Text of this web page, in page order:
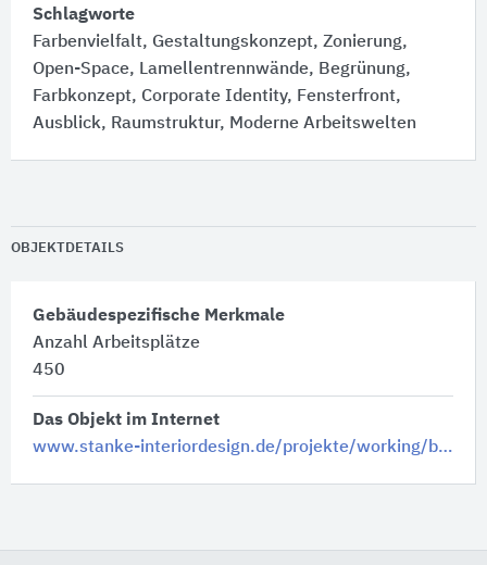
Schlagworte
Farbenvielfalt, Gestaltungskonzept, Zonierung,
Open-Space, Lamellentrennwände, Begrünung,
Farbkonzept, Corporate Identity, Fensterfront,
Ausblick, Raumstruktur, Moderne Arbeitswelten
OBJEKTDETAILS
Gebäudespezifische Merkmale
Anzahl Arbeitsplätze
450
Das Objekt im Internet
www.stanke-interiordesign.de/projekte/working/b%C3%BCroplanung-bonn/